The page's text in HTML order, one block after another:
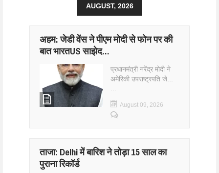
AUGUST, 2026
अहम: जेडी वेंस ने पीएम मोदी से फोन पर की
बात भारतUS साझेद…
प्रधानमंत्री नरेंद्र मोदी ने
अमेरिकी उपराष्ट्रपति जे...
August 09, 2026
ताजा: Delhi में बारिश ने तोड़ा 15 साल का
पुराना रिकॉर्ड